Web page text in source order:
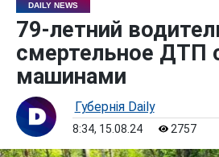
DAILY NEWS
79-летний
смертельное ДТП
машинами
Губернiя Daily
8:34, 15.08.24 2757